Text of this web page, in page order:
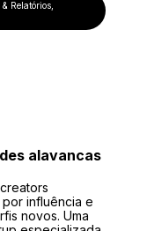
& Relatórios
alavancas
influência e
novos. Uma